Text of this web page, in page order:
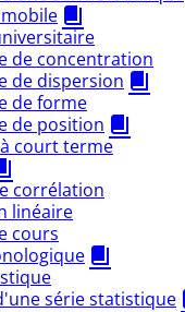
de concentration
de dispersion
de forme
de position
court terme
corrélation
linéaire
cours
série statistique